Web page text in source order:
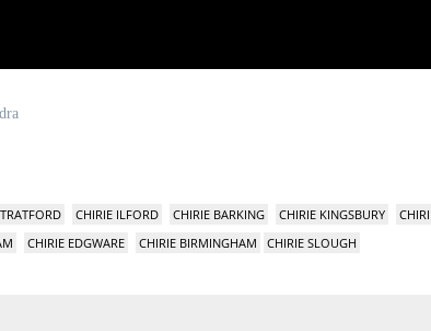
CHIRIE ILFORD CHIRIE BARKING CHIRIE KINGSBURY
CHIRIE EDGWARE CHIRIE BIRMINGHAM CHIRIE SLOUGH